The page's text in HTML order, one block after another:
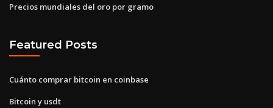
Precios mundiales del oro por gramo
Featured Posts
Cuánto comprar bitcoin en coinbase
Bitcoin y usdt